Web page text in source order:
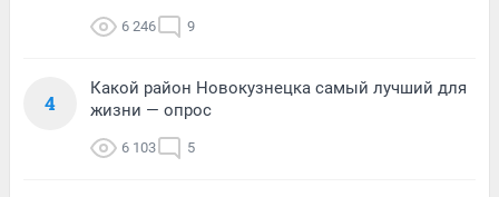
6 246 9
4
Какой район Новокузнецка самый лучший для
жизни — опрос
6 103 5